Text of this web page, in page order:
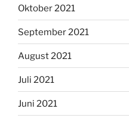
Oktober 2021
September 2021
August 2021
Juli 2021
Juni 2021